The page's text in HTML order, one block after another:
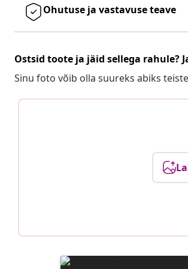
Ohutuse ja vastavuse teave
Ostsid toote ja jäid sellega rahule?
Sinu foto võib olla suureks abiks